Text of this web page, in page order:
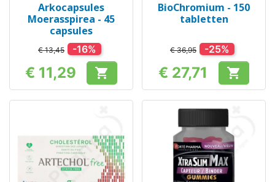
Arkocapsules
Moerasspirea - 45
capsules
€ 13,45 -16%
Prijs
€ 11,29 
BioChromium - 150
tabletten
€ 36,95 -25%
Prijs
€ 27,71 